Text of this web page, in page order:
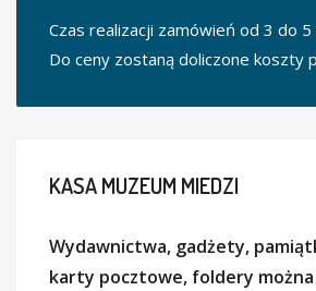
Czas realizacji zamówień od 3 do 5
Do ceny zostaną doliczone koszty
KASAMUZEUM MIEDZI
Wydawnictwa, gadżety,
karty pocztowe, foldery